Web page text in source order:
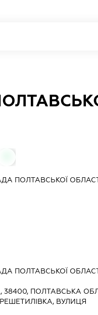
ПОЛТАВСЬКОЇ
ПОЛТАВСЬКОЇ
38400, ПОЛТАВСЬКА
ВУЛИЦЯ